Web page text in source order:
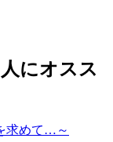
にオスス